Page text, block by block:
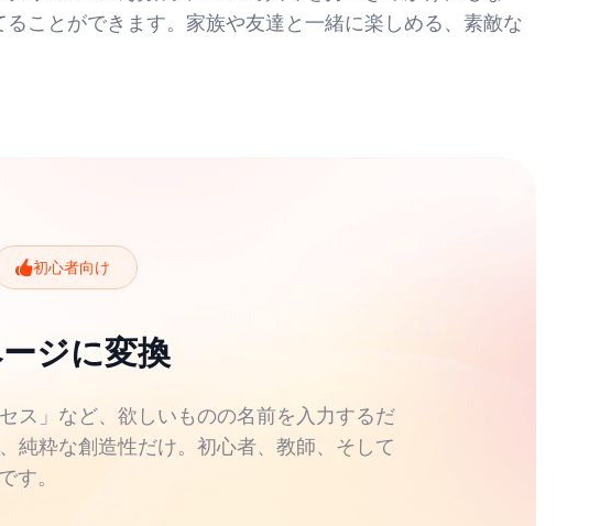
ことができます。家族や友達と一緒に楽しめる、素敵な
初心者向け
ジに変換
ス」など、欲しいものの名前を入力するだ
純粋な創造性だけ。初心者、教師、そして
す。